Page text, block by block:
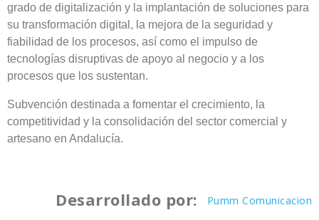
grado de digitalización y la implantación de soluciones para
su transformación digital, la mejora de la seguridad y
fiabilidad de los procesos, así como el impulso de
tecnologías disruptivas de apoyo al negocio y a los
procesos que los sustentan.
Subvención destinada a fomentar el crecimiento, la
competitividad y la consolidación del sector comercial y
artesano en Andalucía.
Desarrollado por: Pumm Comunicacion